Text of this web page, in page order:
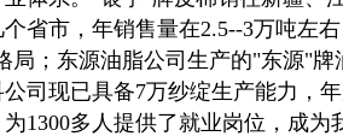
省市，年销售量在2.5--3万吨左
局；东源油脂公司生产的"东源"
司现已具备7万纱绽生产能力，
1300多人提供了就业岗位，成为